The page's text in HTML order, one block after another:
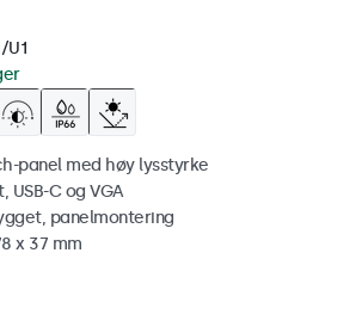
U1
panel med høy lysstyrke
USB-C og VGA
panelmontering
x 37 mm